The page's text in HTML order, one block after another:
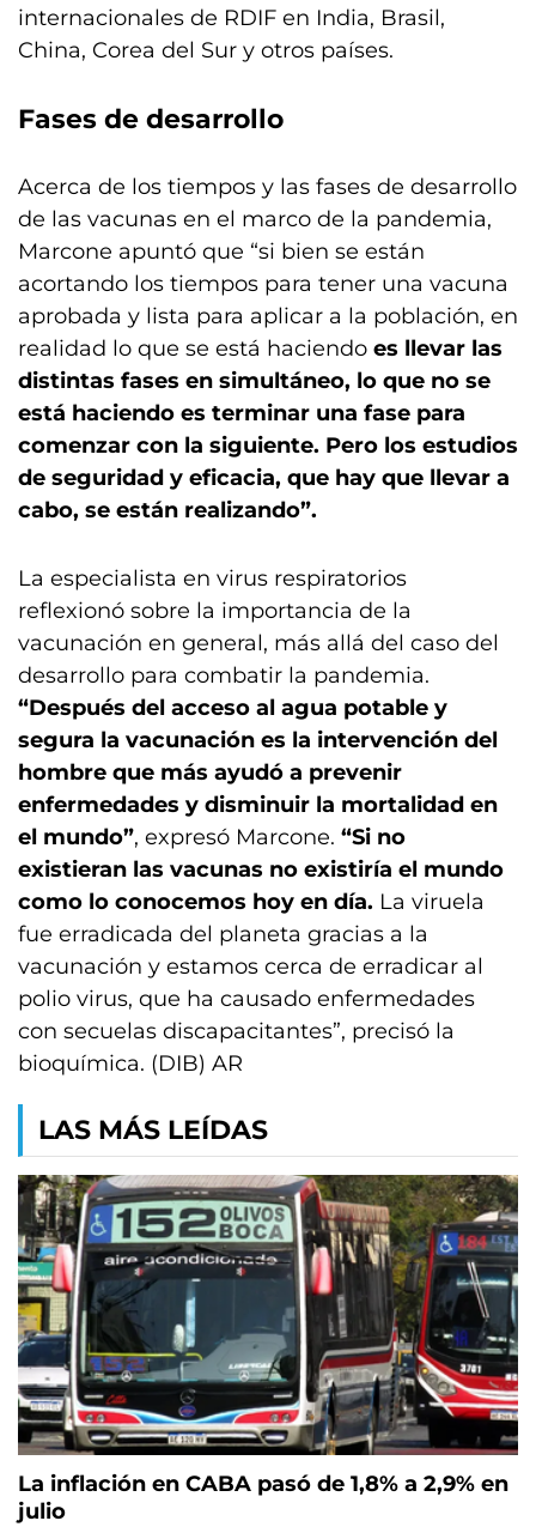
internacionales de RDIF en India, Brasil,
China, Corea del Sur y otros países.
Fases de desarrollo
Acerca de los tiempos y las fases de desarrollo
de las vacunas en el marco de la pandemia,
Marcone apuntó que “si bien se están
acortando los tiempos para tener una vacuna
aprobada y lista para aplicar a la población, en
realidad lo que se está haciendo es llevar las
distintas fases en simultáneo, lo que no se
está haciendo es terminar una fase para
comenzar con la siguiente. Pero los estudios
de seguridad y eficacia, que hay que llevar a
cabo, se están realizando”.
La especialista en virus respiratorios
reflexionó sobre la importancia de la
vacunación en general, más allá del caso del
desarrollo para combatir la pandemia.
“Después del acceso al agua potable y
segura la vacunación es la intervención del
hombre que más ayudó a prevenir
enfermedades y disminuir la mortalidad en
el mundo”, expresó Marcone. “Si no
existieran las vacunas no existiría el mundo
como lo conocemos hoy en día. La viruela
fue erradicada del planeta gracias a la
vacunación y estamos cerca de erradicar al
polio virus, que ha causado enfermedades
con secuelas discapacitantes”, precisó la
bioquímica. (DIB) AR
LAS MÁS LEÍDAS
La inflación en CABA pasó de 1,8% a 2,9% en
julio